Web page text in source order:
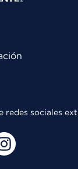
redes sociales